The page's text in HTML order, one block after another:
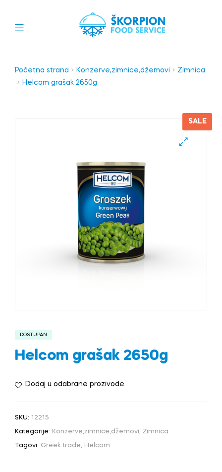
Početna strana Konzerve,zimnice,džemovi
Zimnica
Helcom grašak 2650g
SALE
DOSTUPAN
Helcom grašak 2650g
Dodaj u odabrane prozivode
SKU: 12215
Kategorije: Konzerve,zimnice,džemovi, Zimnica
Tagovi: Greek trade, Helcom